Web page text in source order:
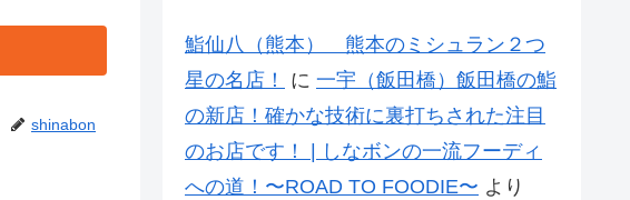
shinabon
鮨仙八（熊本） 熊本のミシュラン２つ
星の名店！
に 一宇（飯田橋）飯田橋の鮨
の新店！確かな技術に裏打ちされた注目
のお店です！ | しなボンの一流フーディ
への道！〜ROAD TO FOODIE〜 より